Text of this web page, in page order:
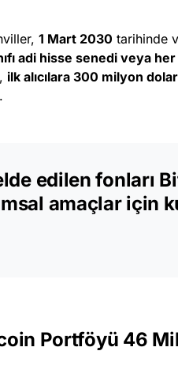
1 Mart 2030 tarihinde
adi hisse senedi veya
ilk alıcılara 300 milyon
edilen fonları
amaçlariçin
Portföyü 46